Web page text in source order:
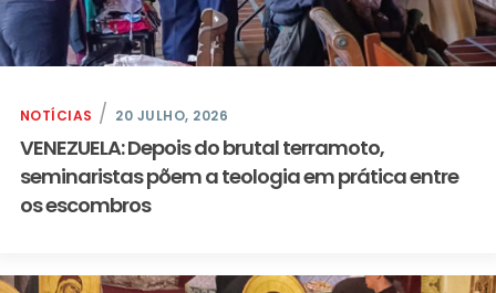
NOTÍCIAS 20 JULHO, 2026
VENEZUELA: Depois do brutal terramoto,
seminaristas põem a teologia em prática entre
os escombros